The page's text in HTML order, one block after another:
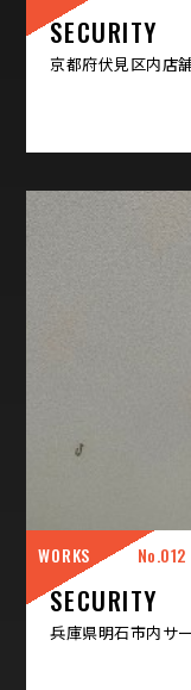
SECURITY
京都府伏見区内店
WORKS 012
SECURITY
兵庫県明石市内サ